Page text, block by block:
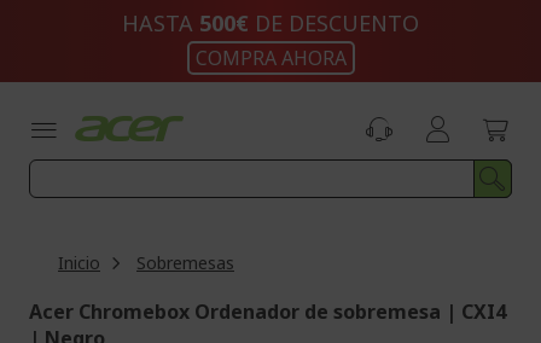
HASTA 500€ DE DESCUENTO
COMPRA AHORA
Inicio Sobremesas
Acer Chromebox Ordenador de sobremesa | CXI4